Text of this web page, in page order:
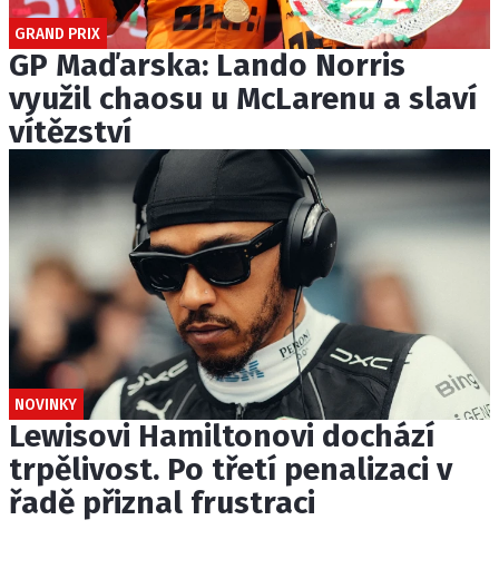
GRAND PRIX
GP Maďarska: Lando Norris
využil chaosu u McLarenu a slaví
vítězství
NOVINKY
Lewisovi Hamiltonovi dochází
trpělivost. Po třetí penalizaci v
řadě přiznal frustraci